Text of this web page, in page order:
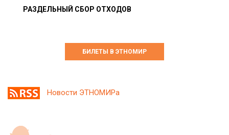
РАЗДЕЛЬНЫЙ СБОР ОТХОДОВ
БИЛЕТЫ В ЭТНОМИР
Новости ЭТНОМИРа